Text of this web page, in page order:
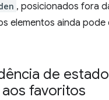
, posicionados fora
elementos ainda
de estado
favoritos